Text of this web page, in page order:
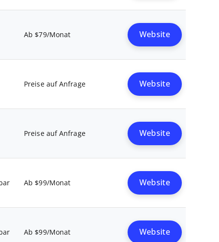
Ab $79/Monat Website
Preise auf Anfrage Website
Preise auf Anfrage Website
Ab $99/Monat Website
Ab $99/Monat Website